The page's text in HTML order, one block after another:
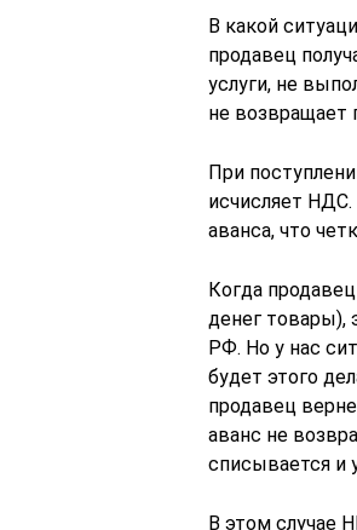
В какой
продавец
услуги, не
не возвращает
При
исчисляет
аванса, что
Когда
денег товары),
РФ. Но у нас
будет этого
продавец
аванс не
списывается и
В этом случае